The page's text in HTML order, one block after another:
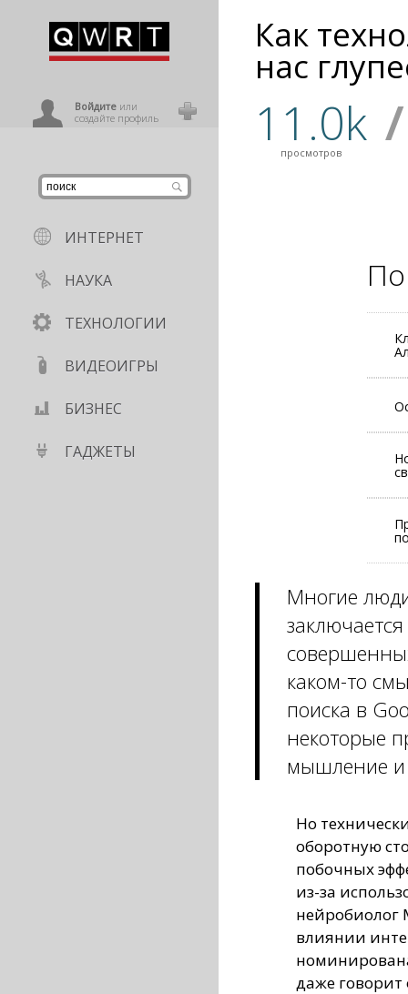
Войдитеили
создайте профиль
ИНТЕРНЕТ
НАУКА
ТЕХНОЛОГИИ
ВИДЕОИГРЫ
БИЗНЕС
ГАДЖЕТЫ
Как
нас
11.0k
просмотров /
Многие
каком-то
поиска в
некоторые
мышление и
Но
оборотную
побочных
из-за
нейробиолог
влиянии
даже говорит